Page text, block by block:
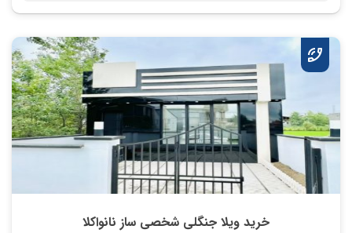
خرید ویلا جنگلی شخصی ساز نانواکلا